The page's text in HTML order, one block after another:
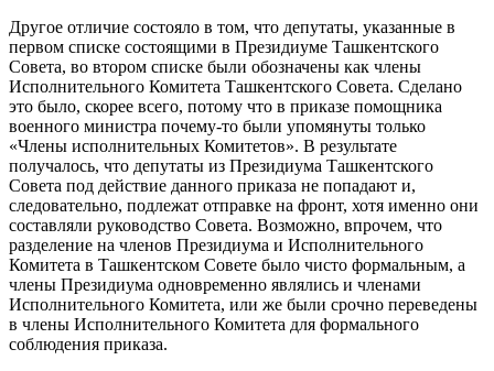
Другое отличие состояло в том, что депутаты, указанные в
первом списке состоящими в Президиуме Ташкентского
Совета, во втором списке были обозначены как члены
Исполнительного Комитета Ташкентского Совета. Сделано
это было, скорее всего, потому что в приказе помощника
военного министра почему-то были упомянуты только
«Члены исполнительных Комитетов». В результате
получалось, что депутаты из Президиума Ташкентского
Совета под действие данного приказа не попадают и,
следовательно, подлежат отправке на фронт, хотя именно они
составляли руководство Совета. Возможно, впрочем, что
разделение на членов Президиума и Исполнительного
Комитета в Ташкентском Совете было чисто формальным, а
члены Президиума одновременно являлись и членами
Исполнительного Комитета, или же были срочно переведены
в члены Исполнительного Комитета для формального
соблюдения приказа.